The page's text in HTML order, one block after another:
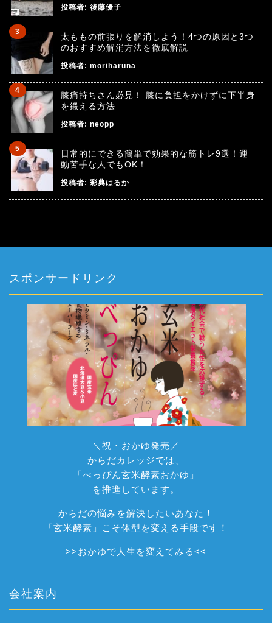
投稿者: 後藤優子
太ももの前張りを解消しよう！4つの原因と3つ
のおすすめ解消方法を徹底解説
投稿者: moriharuna
膝痛持ちさん必見！ 膝に負担をかけずに下半身
を鍛える方法
投稿者: neopp
日常的にできる簡単で効果的な筋トレ9選！運
動苦手な人でもOK！
投稿者: 彩典はるか
スポンサードリンク
＼祝・おかゆ発売／
からだカレッジでは、
「べっぴん玄米酵素おかゆ」
を推進しています。
からだの悩みを解決したいあなた！
「玄米酵素」こそ体型を変える手段です！
>>おかゆで人生を変えてみる<<
会社案内